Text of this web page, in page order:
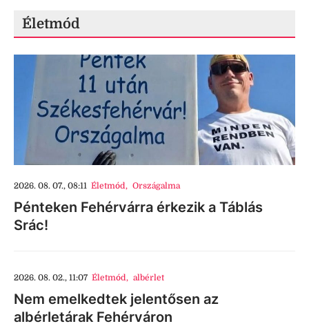
Életmód
2026. 08. 07., 08:11 Életmód, Országalma
Pénteken Fehérvárra érkezik a Táblás
Srác!
2026. 08. 02., 11:07 Életmód, albérlet
Nem emelkedtek jelentősen az
albérletárak Fehérváron